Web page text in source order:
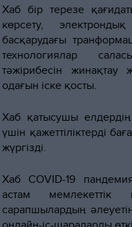
Хаб бір терезе
көрсету,
басқарудағы
технологиялар
тәжірибесін
одағын іске қосты.
Хаб қатысушы
үшін қажеттіліктерді
жүргізді.
Хаб COVID-19
астам мемлекеттік
сарапшылардың